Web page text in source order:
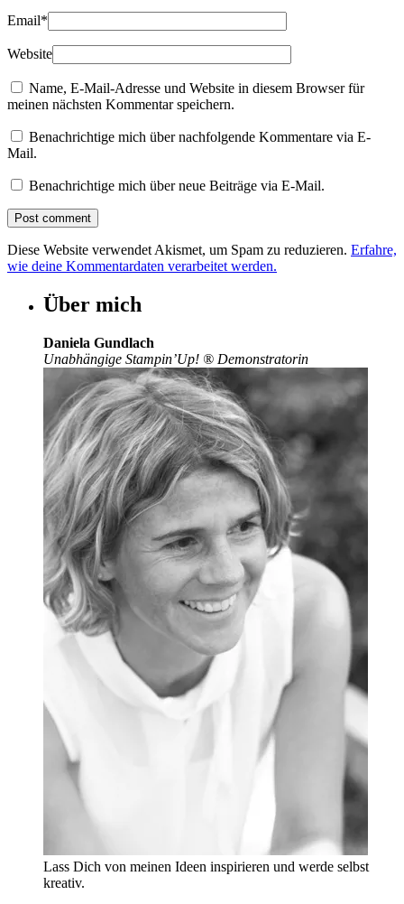
Email*
Website
Name, E-Mail-Adresse und Website in diesem Browser für
meinen nächsten Kommentar speichern.
Benachrichtige mich über nachfolgende Kommentare via E-
Mail.
Benachrichtige mich über neue Beiträge via E-Mail.
Diese Website verwendet Akismet, um Spam zu reduzieren. Erfahre,
wie deine Kommentardaten verarbeitet werden.
Über mich
Daniela Gundlach
Unabhängige Stampin’Up! ® Demonstratorin
Lass Dich von meinen Ideen inspirieren und werde selbst
kreativ.